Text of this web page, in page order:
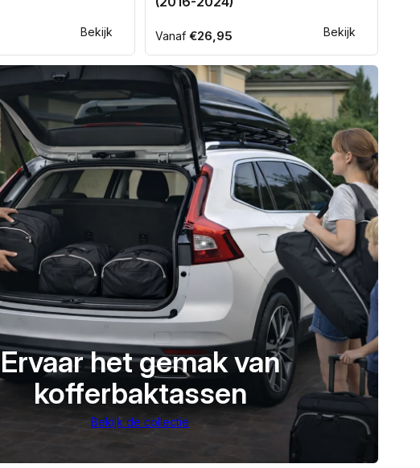
Bekijk Bekijk
Normale
prijs
Vanaf €26,95
Ervaar het gemak van
kofferbaktassen
Bekijk de collectie